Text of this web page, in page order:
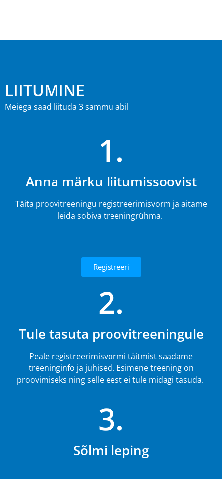
LIITUMINE
Meiega saad liituda 3 sammu abil
1.
Anna märku liitumissoovist
Täita proovitreeningu registreerimisvorm ja aitame
leida sobiva treeningrühma.
Registreeri
2.
Tule tasuta proovitreeningule
Peale registreerimisvormi täitmist saadame
treeninginfo ja juhised. Esimene treening on
proovimiseks ning selle eest ei tule midagi tasuda.
3.
Sõlmi leping